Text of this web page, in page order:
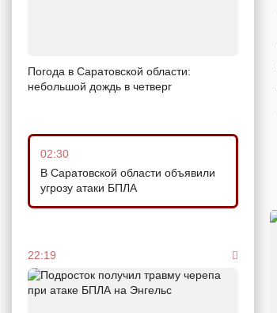
Погода в Саратовской области:
небольшой дождь в четверг
02:30
В Саратовской области объявили
угрозу атаки БПЛА
22:19